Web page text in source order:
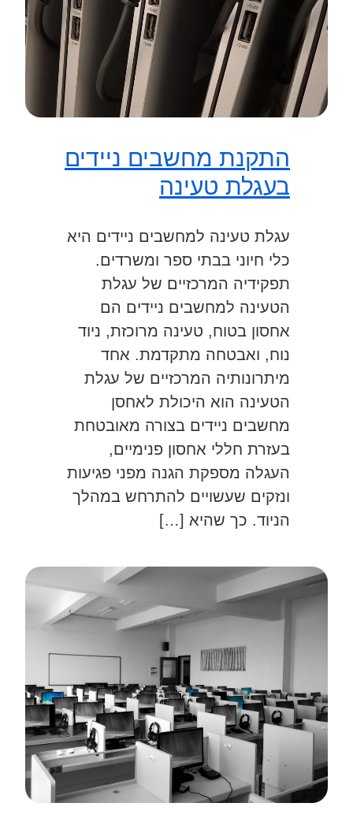
התקנת מחשבים ניידים
בעגלת טעינה
עגלת טעינה למחשבים ניידים היא
כלי חיוני בבתי ספר ומשרדים.
תפקידיה המרכזיים של עגלת
הטעינה למחשבים ניידים הם
אחסון בטוח, טעינה מרוכזת, ניוד
נוח, ואבטחה מתקדמת. אחד
מיתרונותיה המרכזיים של עגלת
הטעינה הוא היכולת לאחסן
מחשבים ניידים בצורה מאובטחת
בעזרת חללי אחסון פנימיים,
העגלה מספקת הגנה מפני פגיעות
ונזקים שעשויים להתרחש במהלך
הניוד. כך שהיא […]